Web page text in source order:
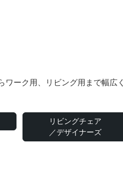
ーク用、リビング用まで幅広く
リビングチェア
／デザイナーズ